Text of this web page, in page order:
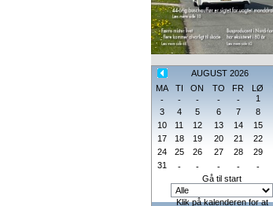
AUGUST 2026
MA
TI ON TO FR LØ
-
- - - - 1
3
4 5 6 7 8
10
11 12 13 14 15
17
18 19 20 21 22
24
25 26 27 28 29
31
- - - - -
Gå til start
Klik på kalenderen for at